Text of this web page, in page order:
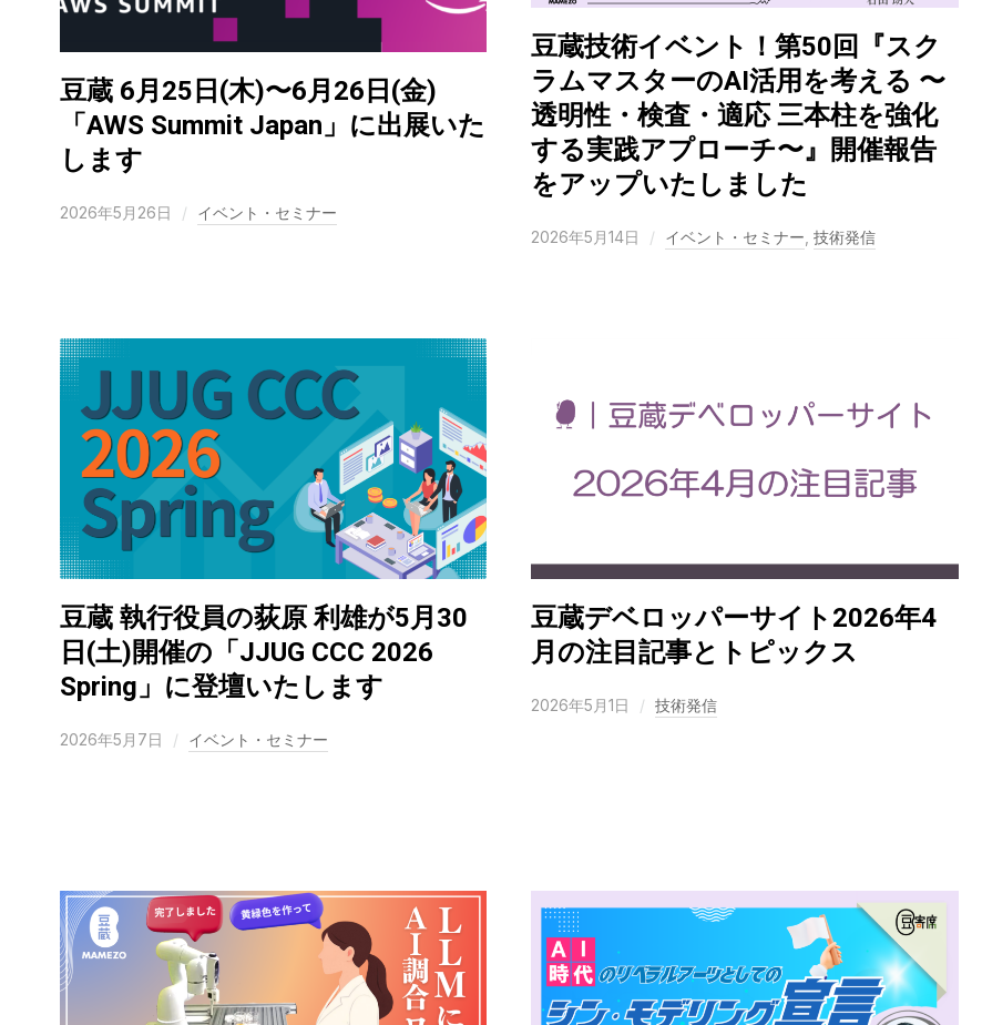
豆蔵 6月25日(木)〜6月26日(金)
「AWS Summit Japan」に出展いた
します
2026年5月26日 イベント・セミナー
豆蔵技術イベント！第50回『スク
ラムマスターのAI活用を考える 〜
透明性・検査・適応 三本柱を強化
する実践アプローチ〜』開催報告
をアップいたしました
2026年5月14日 イベント・セミナー ,技術発信
豆蔵 執行役員の荻原 利雄が5月30
日(土)開催の「JJUG CCC 2026
Spring」に登壇いたします
2026年5月7日 イベント・セミナー
豆蔵デベロッパーサイト2026年4
月の注目記事とトピックス
2026年5月1日 技術発信